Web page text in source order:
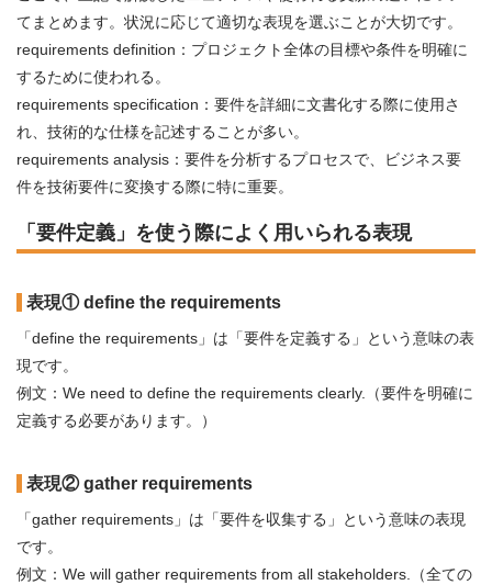
てまとめます。状況に応じて適切な表現を選ぶことが大切です。
requirements definition：プロジェクト全体の目標や条件を明確に
するために使われる。
requirements specification：要件を詳細に文書化する際に使用さ
れ、技術的な仕様を記述することが多い。
requirements analysis：要件を分析するプロセスで、ビジネス要
件を技術要件に変換する際に特に重要。
「要件定義」を使う際によく用いられる表現
表現① define the requirements
「define the requirements」は「要件を定義する」という意味の表
現です。
例文：We need to define the requirements clearly.（要件を明確に
定義する必要があります。）
表現② gather requirements
「gather requirements」は「要件を収集する」という意味の表現
です。
例文：We will gather requirements from all stakeholders.（全ての